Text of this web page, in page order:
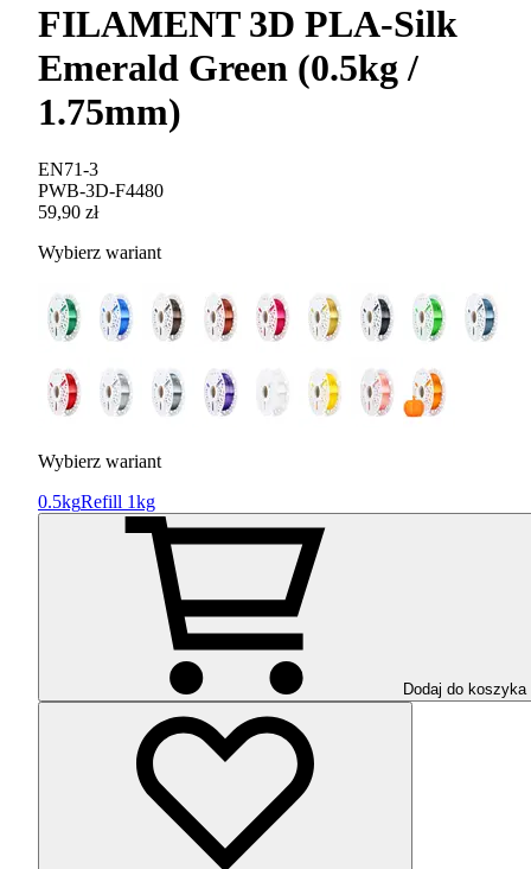
FILAMENT 3D PLA-Silk
Emerald Green (0.5kg /
1.75mm)
EN71-3
PWB-3D-F4480
59,90 zł
Wybierz wariant
Wybierz wariant
0.5kgRefill 1kg
Dodaj do koszyka